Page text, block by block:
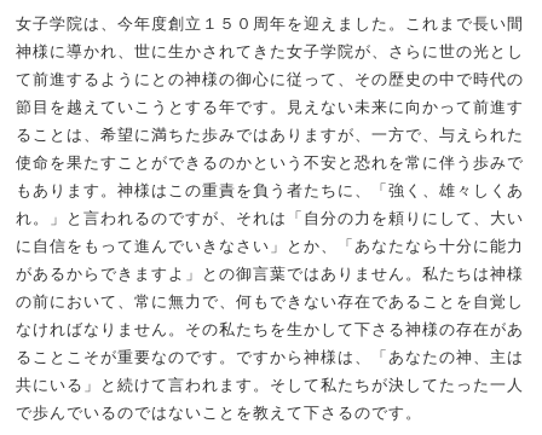
女子学院は、今年度創立１５０周年を迎えました。これまで長い間
神様に導かれ、世に生かされてきた女子学院が、さらに世の光とし
て前進するようにとの神様の御心に従って、その歴史の中で時代の
節目を越えていこうとする年です。見えない未来に向かって前進す
ることは、希望に満ちた歩みではありますが、一方で、与えられた
使命を果たすことができるのかという不安と恐れを常に伴う歩みで
もあります。神様はこの重責を負う者たちに、「強く、雄々しくあ
れ。」と言われるのですが、それは「自分の力を頼りにして、大い
に自信をもって進んでいきなさい」とか、「あなたなら十分に能力
があるからできますよ」との御言葉ではありません。私たちは神様
の前において、常に無力で、何もできない存在であることを自覚し
なければなりません。その私たちを生かして下さる神様の存在があ
ることこそが重要なのです。ですから神様は、「あなたの神、主は
共にいる」と続けて言われます。そして私たちが決してたった一人
で歩んでいるのではないことを教えて下さるのです。